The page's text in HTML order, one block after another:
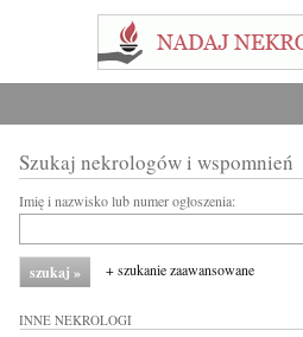
Szukaj nekrologów i wspomnień
Imię i nazwisko lub numer ogłoszenia:
+ szukanie zaawansowane
INNE NEKROLOGI